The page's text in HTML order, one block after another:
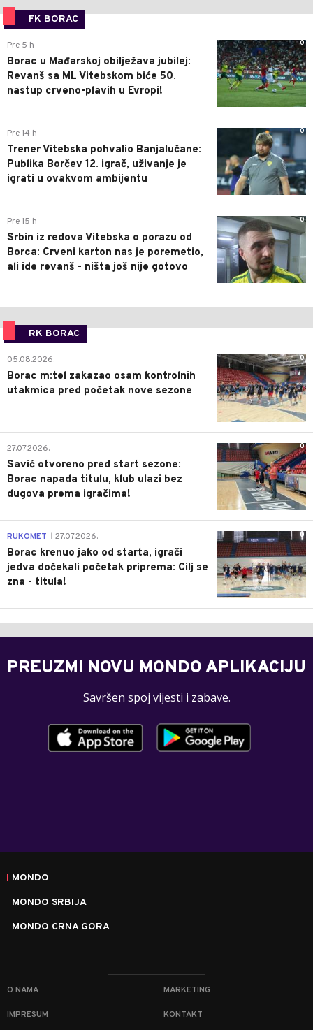
FK BORAC
0
Pre 5 h
Borac u Mađarskoj obilježava jubilej:
Revanš sa ML Vitebskom biće 50.
nastup crveno-plavih u Evropi!
0
Pre 14 h
Trener Vitebska pohvalio Banjalučane:
Publika Borčev 12. igrač, uživanje je
igrati u ovakvom ambijentu
0
Pre 15 h
Srbin iz redova Vitebska o porazu od
Borca: Crveni karton nas je poremetio,
ali ide revanš - ništa još nije gotovo
RK BORAC
0
05.08.2026.
Borac m:tel zakazao osam kontrolnih
utakmica pred početak nove sezone
0
27.07.2026.
Savić otvoreno pred start sezone:
Borac napada titulu, klub ulazi bez
dugova prema igračima!
0
RUKOMET 27.07.2026.
Borac krenuo jako od starta, igrači
jedva dočekali početak priprema: Cilj se
zna - titula!
PREUZMI NOVU MONDO APLIKACIJU
Savršen spoj vijesti i zabave.
MONDO
MONDO SRBIJA
MONDO CRNA GORA
O NAMA MARKETING
IMPRESUM KONTAKT